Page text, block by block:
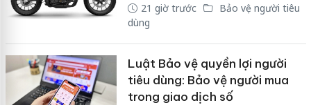
21 giờ trước
Bảo vệ người tiêu
dùng
Luật Bảo vệ quyền lợi người
tiêu dùng: Bảo vệ người mua
trong giao dịch số